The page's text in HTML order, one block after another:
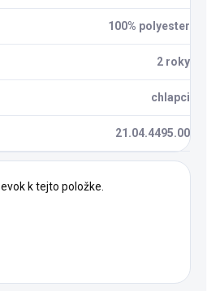
100% polyester
2 roky
chlapci
21.04.4495.00
k tejto položke.